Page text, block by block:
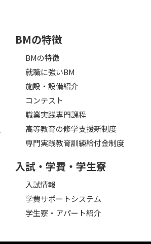
BMの特徴
BMの特徴
就職に強いBM
施設・設備紹介
コンテスト
職業実践専門課程
高等教育の修学支援新制度
専門実践教育訓練給付金制度
入試・学費・学生寮
入試情報
学費サポートシステム
学生寮・アパート紹介